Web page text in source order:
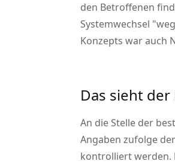
den Betroffenen
Systemwechsel
Konzepts war auch
Das sieht
An die Stelle der
Angaben zufolge
kontrolliert werden.